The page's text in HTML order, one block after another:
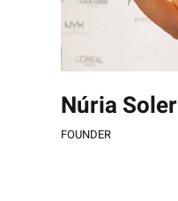
Núria Soler
FOUNDER